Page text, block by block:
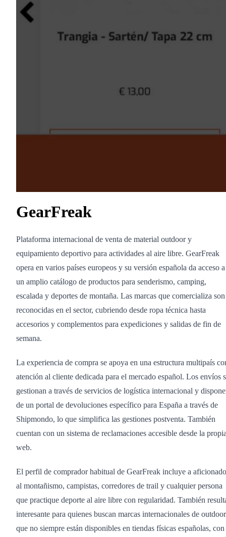
GearFreak
Plataforma internacional de venta de material outdoor y
equipamiento deportivo para actividades al aire libre. GearFreak
opera en varios países europeos y su versión española da acceso a
un amplio catálogo de productos para senderismo, camping,
escalada y deportes de montaña. Las marcas que comercializa son
reconocidas en el sector, cubriendo desde ropa técnica hasta
accesorios y complementos para expediciones y salidas de fin de
semana.
La experiencia de compra se apoya en una estructura multipaís
atención al cliente dedicada para el mercado español. Los envíos
gestionan a través de servicios de logística internacional y
de un portal de devoluciones específico para España a través de
Shipmondo, lo que simplifica las gestiones postventa. También
cuentan con un sistema de reclamaciones accesible desde la
web.
El perfil de comprador habitual de GearFreak incluye a
al montañismo, campistas, corredores de trail y cualquier persona
que practique deporte al aire libre con regularidad. También
interesante para quienes buscan marcas internacionales de outdoor
que no siempre están disponibles en tiendas físicas españolas,